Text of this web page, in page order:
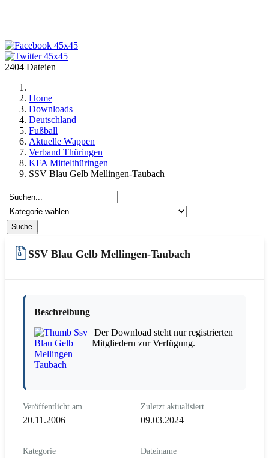
2404 Dateien
Home
Downloads
Deutschland
Fußball
Aktuelle Wappen
Verband Thüringen
KFA Mittelthüringen
SSV Blau Gelb Mellingen-Taubach
SSV Blau Gelb Mellingen-Taubach
Beschreibung
Der Download steht nur registrierten
Mitgliedern zur Verfügung.
Veröffentlicht am
20.11.2006
Zuletzt aktualisiert
09.03.2024
Kategorie Dateiname